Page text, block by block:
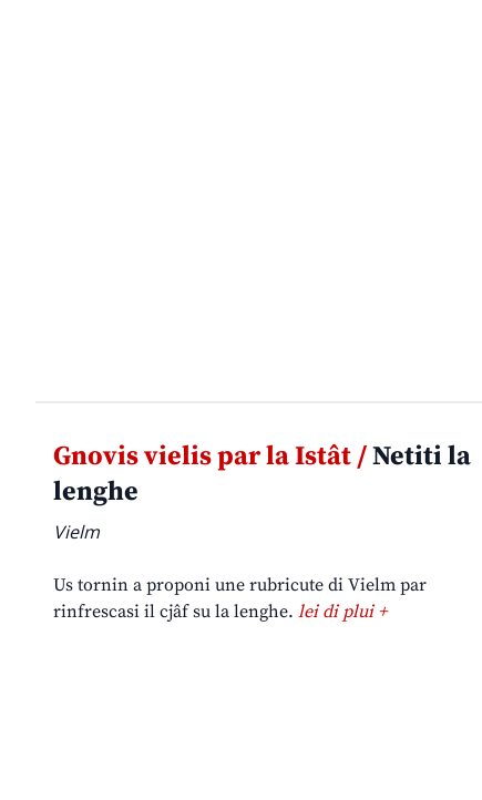
Gnovis vielis par la Istât /Netiti la
lenghe
Vielm
Us tornin a proponi une rubricute di Vielm par
rinfrescasi il cjâf su la lenghe. lei di plui +